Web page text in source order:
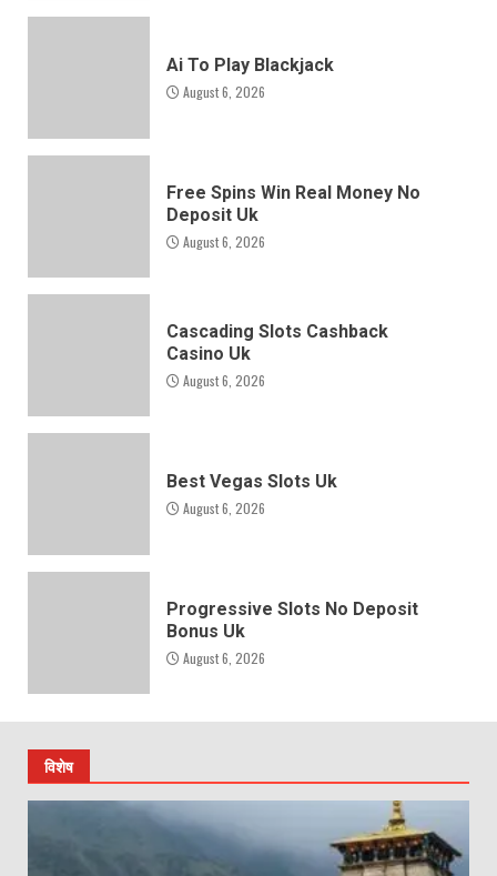
Ai To Play Blackjack
August 6, 2026
Free Spins Win Real Money No
Deposit Uk
August 6, 2026
Cascading Slots Cashback
Casino Uk
August 6, 2026
Best Vegas Slots Uk
August 6, 2026
Progressive Slots No Deposit
Bonus Uk
August 6, 2026
विशेष